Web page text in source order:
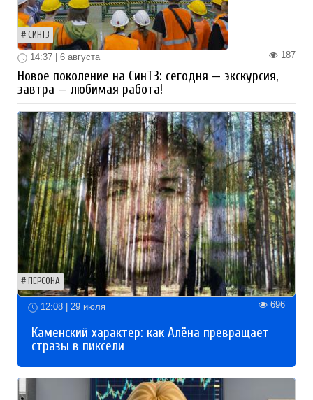
СИНТЗ
187
14:37 | 6 августа
Новое поколение на СинТЗ: сегодня — экскурсия,
завтра — любимая работа!
ПЕРСОНА
12:08 | 29 июля 696
Каменский характер: как Алёна превращает
стразы в пиксели